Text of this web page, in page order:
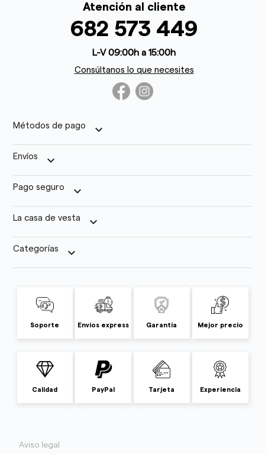
Atención al cliente
682 573 449
L-V 09:00h a 15:00h
Consúltanos lo que necesites
Métodos de pago keyboard_arrow_down
Envíos keyboard_arrow_down
Pago seguro keyboard_arrow_down
La casa de vesta keyboard_arrow_down
Categorías keyboard_arrow_down
Soporte Envíos express Garantía Mejor precio
Calidad PayPal Tarjeta Experiencia
Aviso legal